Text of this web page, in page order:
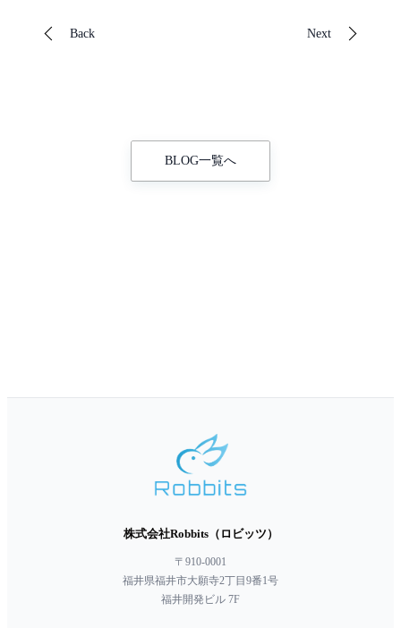
Back Next
BLOG一覧へ
株式会社Robbits（ロビッツ）
〒910-0001
福井県福井市大願寺2丁目9番1号
福井開発ビル 7F